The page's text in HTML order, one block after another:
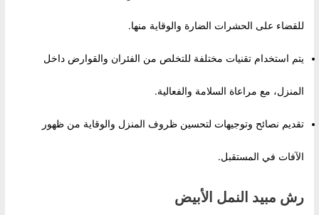
للقضاء على الحشرات الضارة والوقاية منها.
يتم استخدام تقنيات مختلفة للتخلص من الفئران والقوارض داخل
المنزل، مع مراعاة السلامة والفعالية.
تقديم نصائح وتوجيهات لتحسين ظروف المنزل والوقاية من ظهور
الآفات في المستقبل.
رش مبيد النمل الأبيض